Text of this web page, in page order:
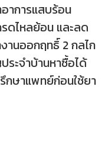
าการแสบร้อน
ดไหลย้อน และลด
านออกฤทธิ์ 2 กลไก
ะจำบ้านหาซื้อได้
กษาแพทย์ก่อนใช้ยา